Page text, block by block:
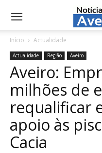
NotíciasdeAveiro.pt
Início Actualidade
Actualidade Região Aveiro
Aveiro:
milhões de
requalificar
apoio às
Cacia